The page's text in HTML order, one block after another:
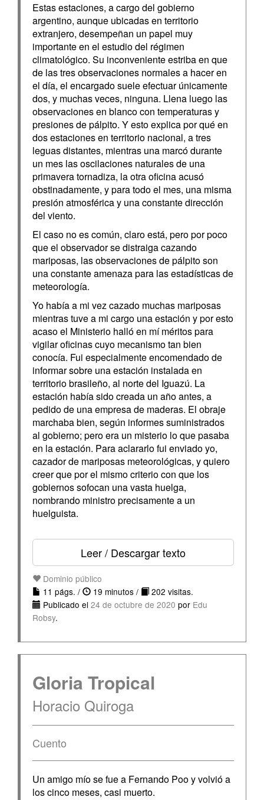
Estas estaciones, a cargo del gobierno
argentino, aunque ubicadas en territorio
extranjero, desempeñan un papel muy
importante en el estudio del régimen
climatológico. Su inconveniente estriba en que
de las tres observaciones normales a hacer en
el día, el encargado suele efectuar únicamente
dos, y muchas veces, ninguna. Llena luego las
observaciones en blanco con temperaturas y
presiones de pálpito. Y esto explica por qué en
dos estaciones en territorio nacional, a tres
leguas distantes, mientras una marcó durante
un mes las oscilaciones naturales de una
primavera tornadiza, la otra oficina acusó
obstinadamente, y para todo el mes, una misma
presión atmosférica y una constante dirección
del viento.
El caso no es común, claro está, pero por poco
que el observador se distraiga cazando
mariposas, las observaciones de pálpito son
una constante amenaza para las estadísticas de
meteorología.
Yo había a mi vez cazado muchas mariposas
mientras tuve a mi cargo una estación y por esto
acaso el Ministerio halló en mí méritos para
vigilar oficinas cuyo mecanismo tan bien
conocía. Fui especialmente encomendado de
informar sobre una estación instalada en
territorio brasileño, al norte del Iguazú. La
estación había sido creada un año antes, a
pedido de una empresa de maderas. El obraje
marchaba bien, según informes suministrados
al gobierno; pero era un misterio lo que pasaba
en la estación. Para aclararlo fui enviado yo,
cazador de mariposas meteorológicas, y quiero
creer que por el mismo criterio con que los
gobiernos sofocan una vasta huelga,
nombrando ministro precisamente a un
huelguista.
Leer / Descargar texto
Dominio público
11 págs. /
19 minutos /
202 visitas.
Publicado el 24 de octubre de 2020 por Edu
Robsy.
Gloria Tropical
Horacio Quiroga
Cuento
Un amigo mío se fue a Fernando Poo y volvió a
los cinco meses, casi muerto.